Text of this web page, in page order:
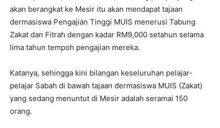
akan berangkat ke Mesir itu akan mendapat tajaan
dermasiswa Pengajian Tinggi MUIS menerusi Tabung
Zakat dan Fitrah dengan kadar RM9,000 setahun selama
lima tahun tempoh pengajian mereka.
Katanya, sehingga kini bilangan keseluruhan pelajar-
pelajar Sabah di bawah tajaan dermasiswa MUIS (Zakat)
yang sedang menuntut di Mesir adalah seramai 150
orang.